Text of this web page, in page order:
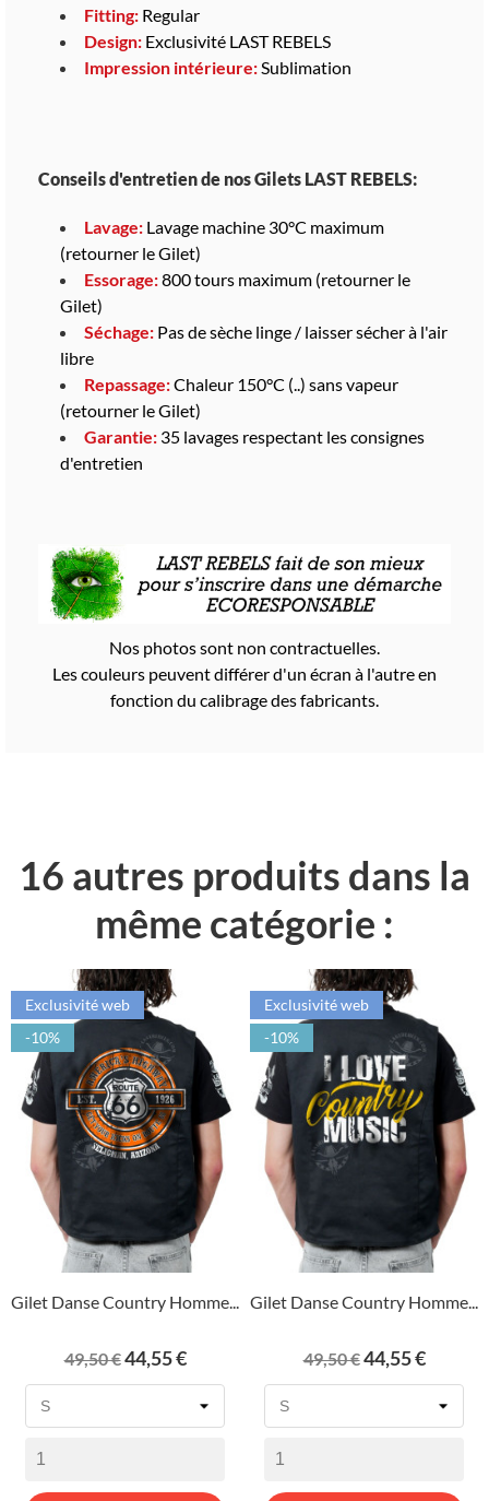
Fitting: Regular
Design: Exclusivité LAST REBELS
Impression intérieure:Sublimation
Conseils d'entretien de nos Gilets LAST REBELS:
Lavage: Lavage machine 30°C maximum
(retourner le Gilet)
Essorage:800 tours maximum (retourner le
Gilet)
Séchage: Pas de sèche linge / laisser sécher à l'air
libre
Repassage:Chaleur 150°C (..) sans vapeur
(retourner le Gilet)
Garantie: 35 lavages respectant les consignes
d'entretien
Nos photos sont non contractuelles.
Les couleurs peuvent différer d'un écran à l'autre en
fonction du calibrage des fabricants.
16 autres produits dans la
même catégorie :
Gilet Danse Country Homme...
Prix
de
49,50 €Prix
44,55 €
Exclusivité web
-10%
Gilet Danse Country Homme...
Prix
de
49,50 €Prix
44,55 €
Exclusivité web
-10%